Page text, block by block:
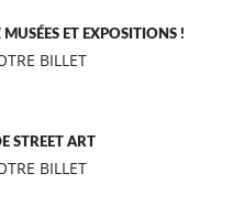
MUSÉES ET EXPOSITIONS !
BILLET
STREET ART
BILLET